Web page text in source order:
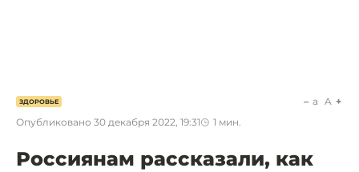
ЗДОРОВЬЕ
Опубликовано 30 декабря 2022, 19:31 1 мин.
a A
Россиянам рассказали, как